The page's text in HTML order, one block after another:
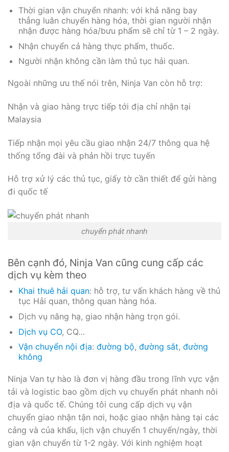
Thời gian vận chuyển nhanh: với khả năng bay
thẳng luân chuyển hàng hóa, thời gian người nhận
nhận được hàng hóa/bưu phẩm sẽ chỉ từ 1 – 2 ngày.
Nhận chuyển cả hàng thực phẩm, thuốc.
Người nhận không cần làm thủ tục hải quan.
Ngoài những ưu thế nói trên, Ninja Van còn hỗ trợ:
Nhận và giao hàng trực tiếp tới địa chỉ nhận tại
Malaysia
Tiếp nhận mọi yêu cầu giao nhận 24/7 thông qua hệ
thống tổng đài và phản hồi trực tuyến
Hỗ trợ xử lý các thủ tục, giấy tờ cần thiết để gửi hàng
đi quốc tế
chuyển phát nhanh
Bên cạnh đó, Ninja Van cũng cung cấp các
dịch vụ kèm theo
Khai thuê hải quan: hỗ trợ, tư vấn khách hàng về thủ
tục Hải quan, thông quan hàng hóa.
Dịch vụ nâng hạ, giao nhận hàng trọn gói.
Dịch vụ CO, CQ…
Vận chuyển nội địa: đường bộ, đường sắt, đường
không
Ninja Van tự hào là đơn vị hàng đầu trong lĩnh vực vận
tải và logistic bao gồm dịch vụ chuyển phát nhanh nôi
địa và quốc tế. Chúng tôi cung cấp dịch vụ vận
chuyển giao nhận tận nơi, hoặc giao nhận hàng tại các
cảng và của khẩu, lịch vận chuyển 1 chuyến/ngày, thời
gian vận chuyển từ 1-2 ngày. Với kinh nghiệm hoạt